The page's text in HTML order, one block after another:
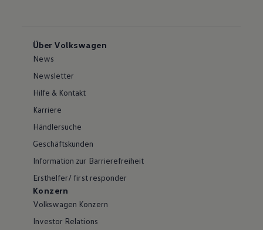
Über Volkswagen
News
Newsletter
Hilfe & Kontakt
Karriere
Händlersuche
Geschäftskunden
Information zur Barrierefreiheit
Ersthelfer/ first responder
Konzern
Volkswagen Konzern
Investor Relations